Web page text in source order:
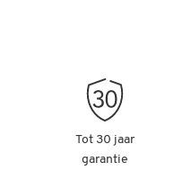
Tot 30 jaar
garantie